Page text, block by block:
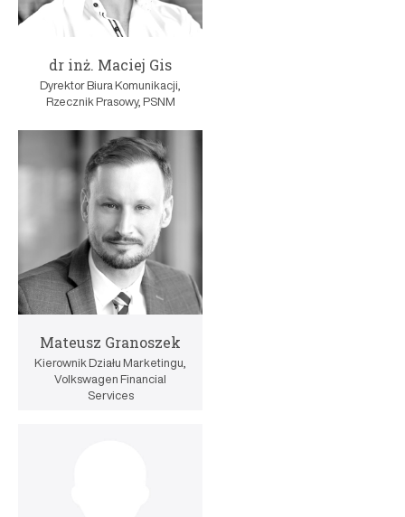
dr inż. Maciej Gis
Dyrektor Biura Komunikacji,
Rzecznik Prasowy, PSNM
Mateusz Granoszek
Kierownik Działu Marketingu,
Volkswagen Financial
Services